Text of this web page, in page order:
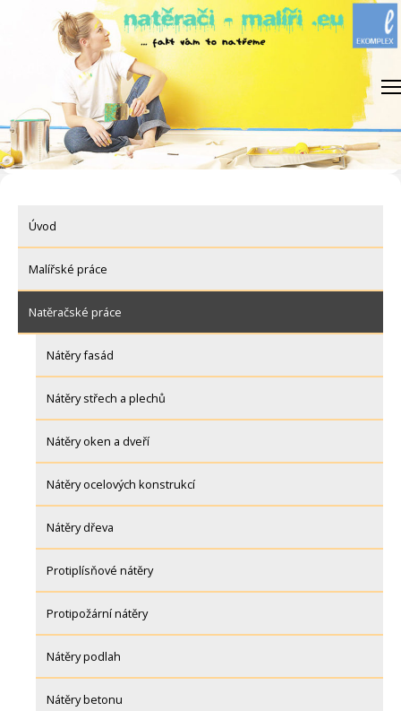
Úvod
Malířské práce
Natěračské práce
Nátěry fasád
Nátěry střech a plechů
Nátěry oken a dveří
Nátěry ocelových konstrukcí
Nátěry dřeva
Protiplísňové nátěry
Protipožární nátěry
Nátěry podlah
Nátěry betonu